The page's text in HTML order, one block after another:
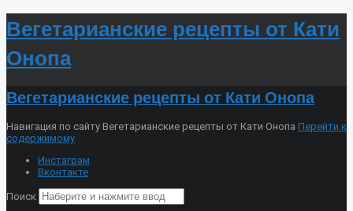
Вегетарианские рецепты от Кати
Онопа
Вегетарианские рецепты от Кати Онопа
Навигация по сайту Вегетарианские рецепты от Кати Онопа Перейти к
содержимому
Инстаграм
Вконтакте
Поиск